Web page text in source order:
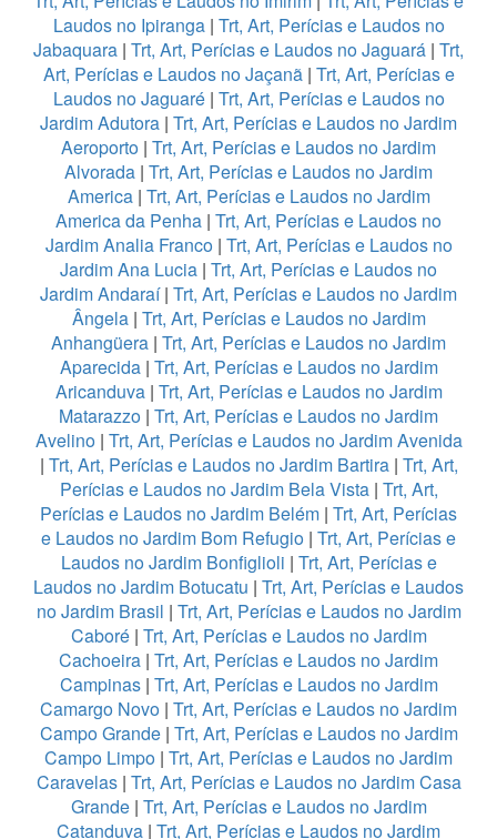
Laudos no Ipiranga| Trt, Art, Perícias e Laudos no
Jabaquara | Trt, Art, Perícias e Laudos no Jaguará | Trt,
Art, Perícias e Laudos no Jaçanã| Trt, Art, Perícias e
Laudos no Jaguaré| Trt, Art, Perícias e Laudos no
Jardim Adutora | Trt, Art, Perícias e Laudos no Jardim
Aeroporto | Trt, Art, Perícias e Laudos no Jardim
Alvorada | Trt, Art, Perícias e Laudos no Jardim
America| Trt, Art, Perícias e Laudos no Jardim
America da Penha | Trt, Art, Perícias e Laudos no
Jardim Analia Franco| Trt, Art, Perícias e Laudos no
Jardim Ana Lucia | Trt, Art, Perícias e Laudos no
Jardim Andaraí| Trt, Art, Perícias e Laudos no Jardim
Ângela| Trt, Art, Perícias e Laudos no Jardim
Anhangüera | Trt, Art, Perícias e Laudos no Jardim
Aparecida| Trt, Art, Perícias e Laudos no Jardim
Aricanduva| Trt, Art, Perícias e Laudos no Jardim
Matarazzo | Trt, Art, Perícias e Laudos no Jardim
Avelino| Trt, Art, Perícias e Laudos no Jardim Avenida
| Trt, Art, Perícias e Laudos no Jardim Bartira| Trt, Art,
Perícias e Laudos no Jardim Bela Vista| Trt, Art,
Perícias e Laudos no Jardim Belém | Trt, Art, Perícias
e Laudos no Jardim Bom Refugio | Trt, Art, Perícias e
Laudos no Jardim Bonfiglioli | Trt, Art, Perícias e
Laudos no Jardim Botucatu | Trt, Art, Perícias e Laudos
no Jardim Brasil | Trt, Art, Perícias e Laudos no Jardim
Caboré| Trt, Art, Perícias e Laudos no Jardim
Cachoeira | Trt, Art, Perícias e Laudos no Jardim
Campinas| Trt, Art, Perícias e Laudos no Jardim
Camargo Novo | Trt, Art, Perícias e Laudos no Jardim
Campo Grande| Trt, Art, Perícias e Laudos no Jardim
Campo Limpo | Trt, Art, Perícias e Laudos no Jardim
Caravelas| Trt, Art, Perícias e Laudos no Jardim Casa
Grande| Trt, Art, Perícias e Laudos no Jardim
Catanduva | Trt, Art, Perícias e Laudos no Jardim